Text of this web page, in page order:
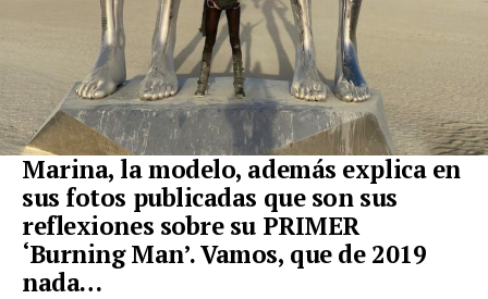
Marina, la modelo, además explica en
sus fotos publicadas que son sus
reflexiones sobre su PRIMER
‘Burning Man’. Vamos, que de 2019
nada…